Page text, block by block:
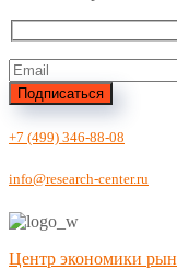
Подписаться
+7 (499) 346-88-08
info@research-center.ru
Центр экономики